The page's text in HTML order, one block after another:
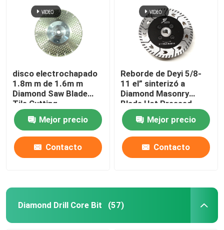
disco electrochapado
1.8m m de 1.6m m
Diamond Saw Blade
Tile Cutting
Mejor precio
Contacto
Reborde de Deyi 5/8-
11 el” sinterizó a
Diamond Masonry
Blade Hot Pressed
Mejor precio
Contacto
Diamond Drill Core Bit (57)